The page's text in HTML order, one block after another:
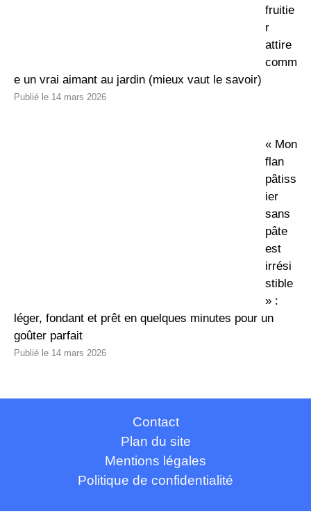
fruitie
r
attire
comm
e un vrai aimant au jardin (mieux vaut le savoir)
14 mars 2026
« Mon
flan
pâtiss
ier
sans
pâte
est
irrési
stible
» :
léger, fondant et prêt en quelques minutes pour un
goûter parfait
14 mars 2026
Contact
Plan du site
Mentions légales
Politique de confidentialité